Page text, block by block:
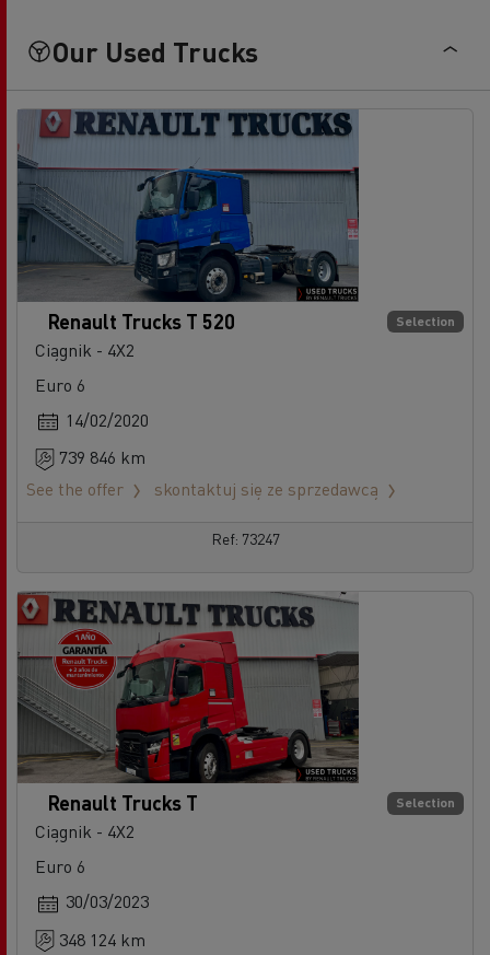
Our Used Trucks
Selection
Renault Trucks T 520
Ciągnik - 4X2
Euro 6
14/02/2020
739 846 km
See the offer
skontaktuj się ze sprzedawcą
Ref: 73247
Selection
Renault Trucks T
Ciągnik - 4X2
Euro 6
30/03/2023
348 124 km